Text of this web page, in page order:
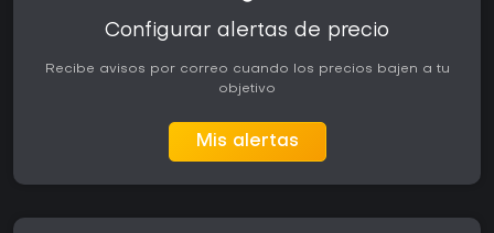
Configurar alertas de precio
Recibe avisos por correo cuando los precios bajen a tu
objetivo
Mis alertas